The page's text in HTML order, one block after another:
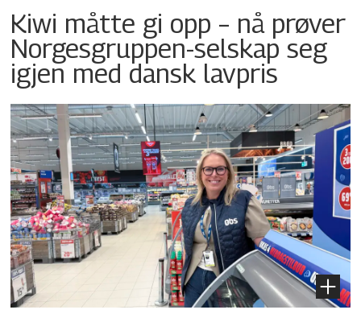
Kiwi måtte gi opp – nå prøver
Norgesgruppen-selskap seg
igjen med dansk lavpris